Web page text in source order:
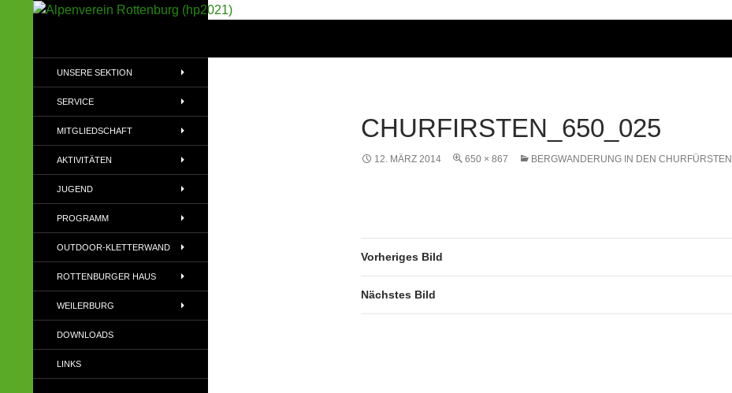
CHURFIRSTEN_650_025
12. MÄRZ 2014 650 × 867 BERGWANDERUNG IN DEN CHURFÜRSTEN
Vorheriges Bild
Nächstes Bild
(DAV)
UNSERE SEKTION
SERVICE
MITGLIEDSCHAFT
AKTIVITÄTEN
JUGEND
PROGRAMM
OUTDOOR-KLETTERWAND
ROTTENBURGER HAUS
WEILERBURG
DOWNLOADS
LINKS